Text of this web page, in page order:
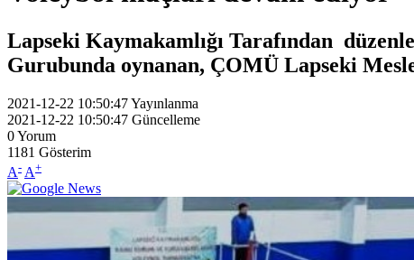
Lapseki Kaymakamlığı Tarafından
Gurubunda oynanan, ÇOMÜ Lapseki
2021-12-22 10:50:47Yayınlanma
2021-12-22 10:50:47 Güncelleme
0Yorum
1181 Gösterim
A- A+